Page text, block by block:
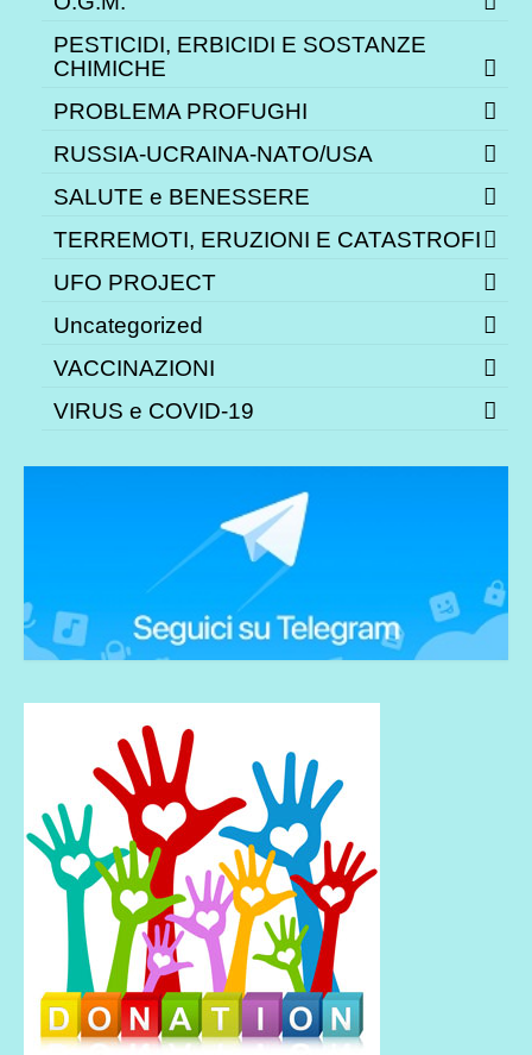
PESTICIDI, ERBICIDI E SOSTANZE
CHIMICHE
PROBLEMA PROFUGHI
RUSSIA-UCRAINA-NATO/USA
SALUTE e BENESSERE
TERREMOTI, ERUZIONI E CATASTROFI
UFO PROJECT
Uncategorized
VACCINAZIONI
VIRUS e COVID-19